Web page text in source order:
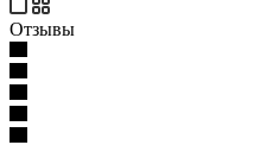
Отзывы